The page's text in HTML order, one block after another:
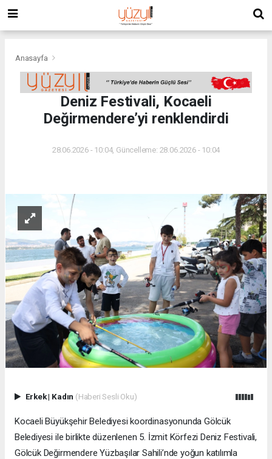
Anasayfa
Deniz Festivali, Kocaeli
Değirmendere’yi renklendirdi
28.06.2026 - 10:04, Güncelleme: 28.06.2026 - 10:04
Erkek| Kadın (Haberi Sesli Oku)
Kocaeli Büyükşehir Belediyesi koordinasyonunda Gölcük
Belediyesi ile birlikte düzenlenen 5. İzmit Körfezi Deniz Festivali,
Gölcük Değirmendere Yüzbaşılar Sahili’nde yoğun katılımla